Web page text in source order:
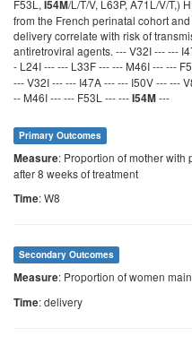
F53L, I54M/L/T/V, L63P, A71L/V/T,)
from the French perinatal cohort
delivery correlate with risk of
antiretroviral agents. --- V32I --- ---
- L24I --- --- L33F --- --- M46I --- ---
--- V32I --- --- I47A --- --- I50V --- ---
-- M46I --- --- F53L --- ---I54M---
Primary Outcomes
Measure: Proportion of mother
after 8 weeks of treatment
Time: W8
Secondary Outcomes
Measure: Proportion of women
Time: delivery